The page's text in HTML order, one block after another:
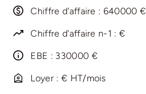
Chiffre d'affaire : 640000 €
Chiffre d'affaire n-1 : €
EBE : 330000 €
Loyer : € HT/mois